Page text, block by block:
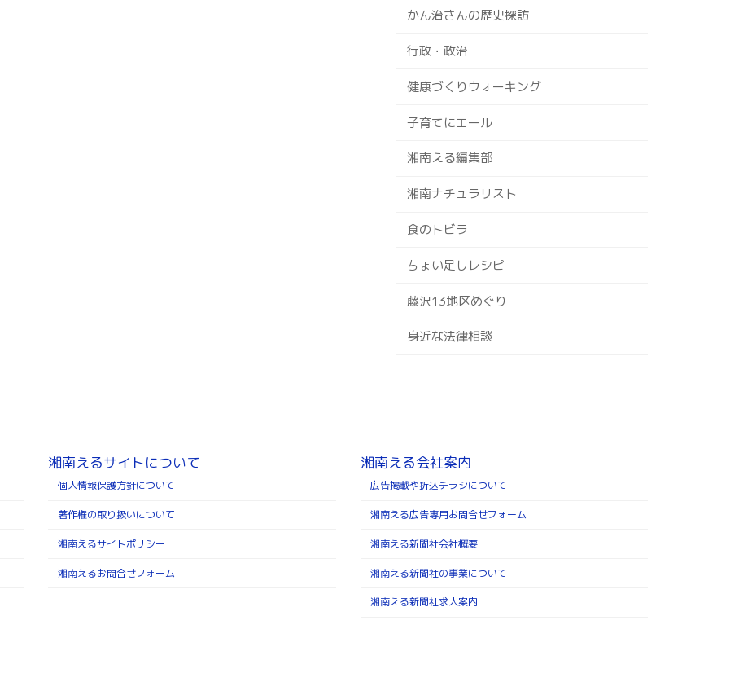
かん治さんの歴史探訪
行政・政治
健康づくりウォーキング
子育てにエール
湘南える編集部
湘南ナチュラリスト
食のトビラ
ちょい足しレシピ
藤沢13地区めぐり
身近な法律相談
湘南えるサイトについて
個人情報保護方針について
著作権の取り扱いについて
湘南えるサイトポリシー
湘南えるお問合せフォーム
湘南える会社案内
広告掲載や折込チラシについて
湘南える広告専用お問合せフォーム
湘南える新聞社会社概要
湘南える新聞社の事業について
湘南える新聞社求人案内